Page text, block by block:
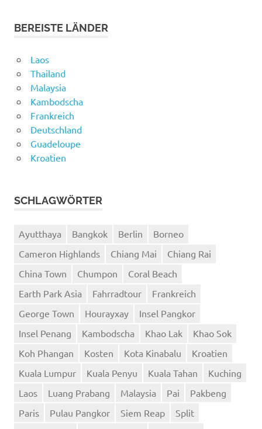
BEREISTE LÄNDER
Laos
Thailand
Malaysia
Kambodscha
Frankreich
Deutschland
Guadeloupe
Kroatien
SCHLAGWÖRTER
Ayutthaya Bangkok Berlin
Borneo
Cameron Highlands
Chiang Mai
Chiang Rai
China Town
Chumpon
Coral Beach
Earth Park Asia
Fahrradtour
Frankreich
George Town
Hourayxay
Insel Pangkor
Insel Penang
Kambodscha Khao Lak
Khao Sok
Koh Phangan
Kosten Kota Kinabalu
Kroatien
Kuala Lumpur
Kuala Penyu Kuala Tahan
Kuching
Laos
Luang Prabang Malaysia Pai
Pakbeng
Paris
Pulau Pangkor Siem Reap
Split